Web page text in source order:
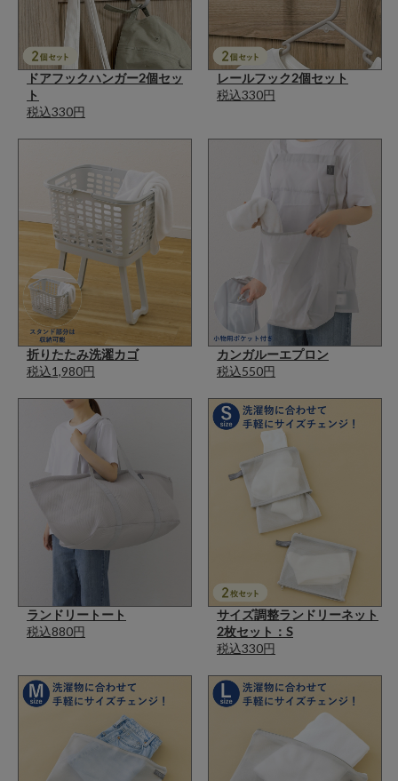
ドアフックハンガー2個セッ
ト
税込330円
レールフック2個セット
税込330円
折りたたみ洗濯カゴ
税込1,980円
カンガルーエプロン
税込550円
ランドリートート
税込880円
サイズ調整ランドリーネット
2枚セット：S
税込330円